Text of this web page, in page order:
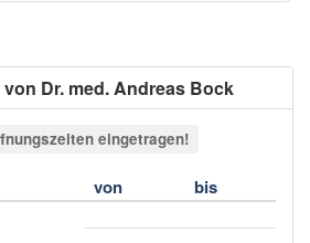
Dr. med. Andreas Bock
eingetragen!
von
bis